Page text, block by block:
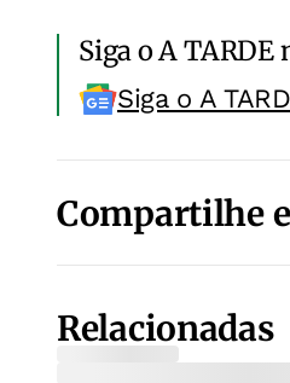
Siga o A TARDE
Siga o A
Compartilhe
Relacionadas